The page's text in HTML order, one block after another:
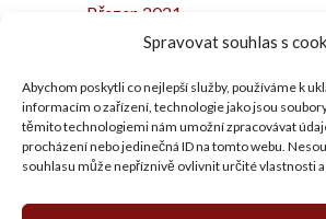
Spravovat souhlas s
Abychom poskytli co nejlepší služby, používáme k
informacím o zařízení, technologie jako jsou
těmito technologiemi nám umožní zpracovávat
procházení nebo jedinečná ID na tomto webu.
souhlasu může nepříznivě ovlivnit určité vlastnosti
Březen 2021
Únor 2021
Prosinec 2020
Listopad 2020
Říjen 2020